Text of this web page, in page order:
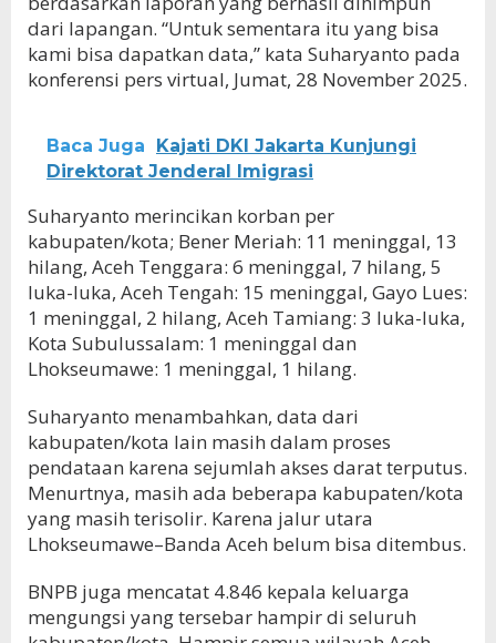
dari lapangan. “Untuk sementara itu yang bisa
kami bisa dapatkan data,” kata Suharyanto pada
konferensi pers virtual, Jumat, 28 November 2025.
Baca Juga
Kajati DKI Jakarta Kunjungi
Direktorat Jenderal Imigrasi
Suharyanto merincikan korban per
kabupaten/kota; Bener Meriah: 11 meninggal, 13
hilang, Aceh Tenggara: 6 meninggal, 7 hilang, 5
luka-luka, Aceh Tengah: 15 meninggal, Gayo Lues:
1 meninggal, 2 hilang, Aceh Tamiang: 3 luka-luka,
Kota Subulussalam: 1 meninggal dan
Lhokseumawe: 1 meninggal, 1 hilang.
Suharyanto menambahkan, data dari
kabupaten/kota lain masih dalam proses
pendataan karena sejumlah akses darat terputus.
Menurtnya, masih ada beberapa kabupaten/kota
yang masih terisolir. Karena jalur utara
Lhokseumawe–Banda Aceh belum bisa ditembus.
BNPB juga mencatat 4.846 kepala keluarga
mengungsi yang tersebar hampir di seluruh